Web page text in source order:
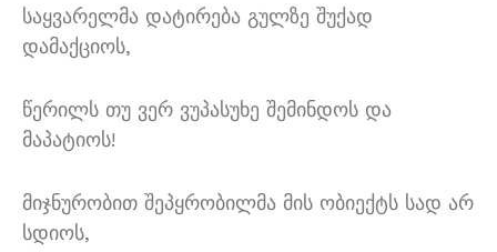
საყვარელმა დატირება გულზე შუქად
დამაქციოს,
წერილს თუ ვერ ვუპასუხე შემინდოს და
მაპატიოს!
მიჯნურობით შეპყრობილმა მის ობიექტს სად არ
სდიოს,